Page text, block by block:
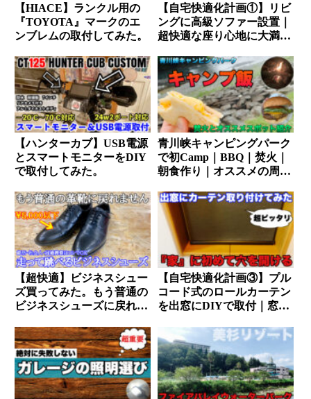
【HIACE】ランクル用の
『TOYOTA』マークのエ
ンブレムの取付してみた。
【自宅快適化計画①】リビ
ングに高級ソファー設置｜
超快適な座り心地に大満
【ハンターカブ】USB電源
とスマートモニターをDIY
で取付してみた。
青川峡キャンピングパーク
で初Camp｜BBQ｜焚火｜
朝食作り｜オススメの周辺
【超快適】ビジネスシュー
ズ買ってみた。もう普通の
ビジネスシューズに戻れま
【自宅快適化計画③】プル
コード式のロールカーテン
を出窓にDIYで取付｜窓枠
NG？取付方法まとめ。